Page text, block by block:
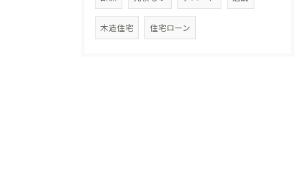
木造住宅 住宅ローン